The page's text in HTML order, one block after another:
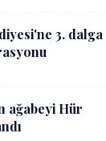
3. dalga
ağabeyi Hür